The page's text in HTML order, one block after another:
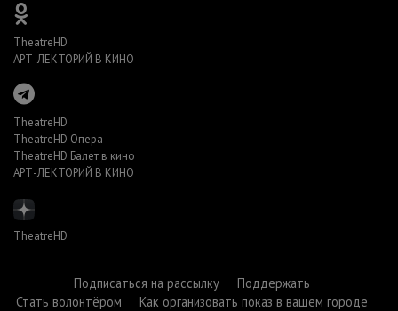
TheatreHD
АРТ-ЛЕКТОРИЙ В КИНО
TheatreHD
TheatreHD Опера
TheatreHD Балет в кино
АРТ-ЛЕКТОРИЙ В КИНО
TheatreHD
Подписаться на рассылку
Поддержать
Стать волонтёром
Как организовать показ в вашем городе